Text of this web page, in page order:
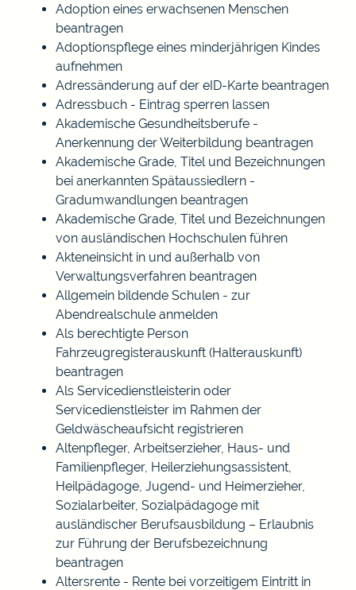
Adoption eines erwachsenen Menschen
beantragen
Adoptionspflege eines minderjährigen Kindes
aufnehmen
Adressänderung auf der eID-Karte beantragen
Adressbuch - Eintrag sperren lassen
Akademische Gesundheitsberufe -
Anerkennung der Weiterbildung beantragen
Akademische Grade, Titel und Bezeichnungen
bei anerkannten Spätaussiedlern -
Gradumwandlungen beantragen
Akademische Grade, Titel und Bezeichnungen
von ausländischen Hochschulen führen
Akteneinsicht in und außerhalb von
Verwaltungsverfahren beantragen
Allgemein bildende Schulen - zur
Abendrealschule anmelden
Als berechtigte Person
Fahrzeugregisterauskunft (Halterauskunft)
beantragen
Als Servicedienstleisterin oder
Servicedienstleister im Rahmen der
Geldwäscheaufsicht registrieren
Altenpfleger, Arbeitserzieher, Haus- und
Familienpfleger, Heilerziehungsassistent,
Heilpädagoge, Jugend- und Heimerzieher,
Sozialarbeiter, Sozialpädagoge mit
ausländischer Berufsausbildung – Erlaubnis
zur Führung der Berufsbezeichnung
beantragen
Altersrente - Rente bei vorzeitigem Eintritt in